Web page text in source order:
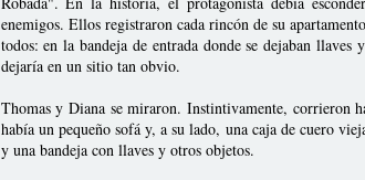
enemigos. Ellos registraron cada rincón de su
todos: en la bandeja de entrada donde se dejaban
dejaría en un sitio tan obvio.
Thomas y Diana se miraron. Instintivamente, corrieron
había un pequeño sofá y, a su lado, una caja de cuero
y una bandeja con llaves y otros objetos.